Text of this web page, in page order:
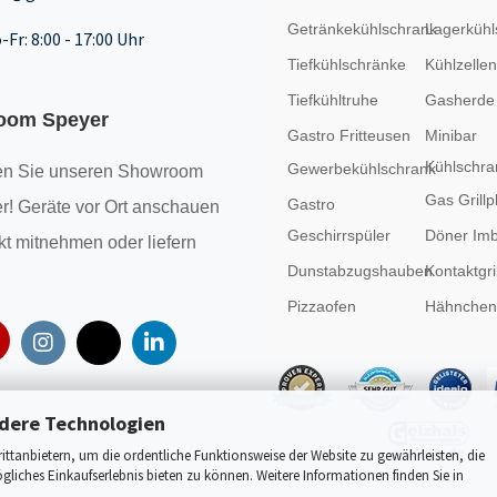
Technologien
um die ordentliche Funktionsweise der Website zu gewährleisten, die
Einkaufserlebnis bieten zu können. Weitere Informationen finden Sie in
Fr: 8:00 - 17:00 Uhr
Speyer
Sie unseren Showroom
Geräte vor Ort anschauen
mitnehmen oder liefern
Getränkekühlschrank
Tiefkühlschränke
Tiefkühltruhe
Gastro Fritteusen
Gewerbekühlschrank
Gastro
Geschirrspüler
Dunstabzugshauben
Pizzaofen
Kühlzellen
Gasherde
Minibar
Gas
Döner